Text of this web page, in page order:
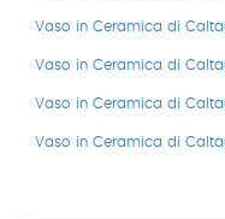
Vaso in Ceramica di
Vaso in Ceramica di
Vaso in Ceramica di
Vaso in Ceramica di